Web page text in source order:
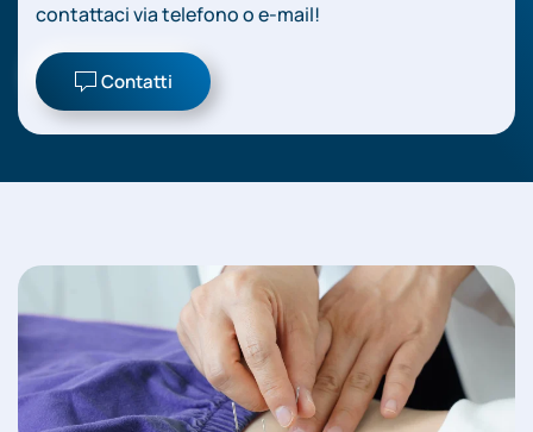
contattaci via telefono o e-mail!
Contatti